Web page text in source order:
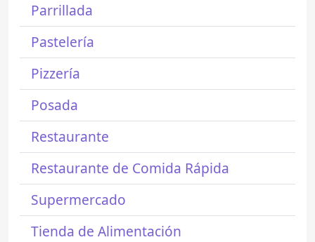
Parrillada
Pastelería
Pizzería
Posada
Restaurante
Restaurante de Comida Rápida
Supermercado
Tienda de Alimentación